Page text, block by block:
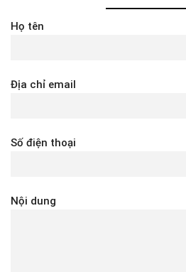
Họ tên
Địa chỉ email
Số điện thoại
Nội dung